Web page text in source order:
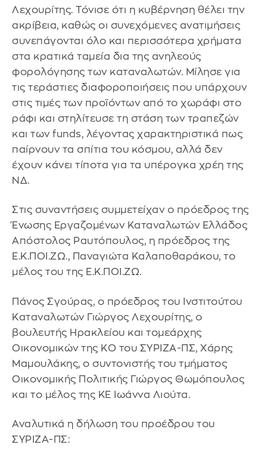
Λεχουρίτης. Τόνισε ότι η κυβέρνηση θέλει την
ακρίβεια, καθώς οι συνεχόμενες ανατιμήσεις
συνεπάγονται όλο και περισσότερα χρήματα
στα κρατικά ταμεία δια της ανηλεούς
φορολόγησης των καταναλωτών. Μίλησε για
τις τεράστιες διαφοροποιήσεις που υπάρχουν
στις τιμές των προϊόντων από το χωράφι στο
ράφι και στηλίτευσε τη στάση των τραπεζών
και των funds, λέγοντας χαρακτηριστικά πως
παίρνουν τα σπίτια του κόσμου, αλλά δεν
έχουν κάνει τίποτα για τα υπέρογκα χρέη της
ΝΔ.
Στις συναντήσεις συμμετείχαν ο πρόεδρος της
Ένωσης Εργαζομένων Καταναλωτών Ελλάδος
Απόστολος Ραυτόπουλος, η πρόεδρος της
Ε.Κ.ΠΟΙ.ΖΩ., Παναγιώτα Καλαποθαράκου, το
μέλος του της Ε.Κ.ΠΟΙ.ΖΩ.
Πάνος Σγούρας, ο πρόεδρος του Ινστιτούτου
Καταναλωτών Γιώργος Λεχουρίτης, ο
βουλευτής Ηρακλείου και τομεάρχης
Οικονομικών της ΚΟ του ΣΥΡΙΖΑ-ΠΣ, Χάρης
Μαμουλάκης, ο συντονιστής του τμήματος
Οικονομικής Πολιτικής Γιώργος Θωμόπουλος
και το μέλος της ΚΕ Ιωάννα Λιούτα.
Αναλυτικά η δήλωση του προέδρου του
ΣΥΡΙΖΑ-ΠΣ: